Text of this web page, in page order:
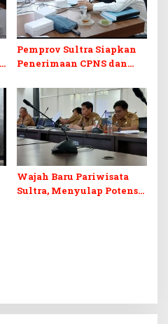
Pemprov Sultra Siapkan
Penerimaan CPNS dan
Desak Formasi Disabilitas
Wajah Baru Pariwisata
Sultra, Menyulap Potensi